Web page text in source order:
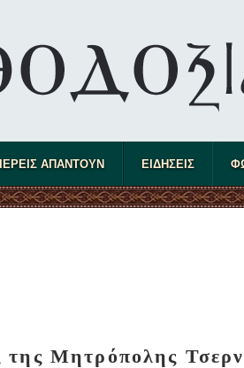
ΑΠΑΝΤΟΥΝ ΕΙΔΗΣΕΙΣ
της Μητρόπολης